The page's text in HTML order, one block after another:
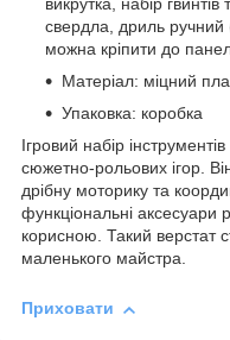
викрутка, набір
свердла, дриль ручний
можна кріпити до
Матеріал: міцний
Упаковка: коробка
Ігровий набір
сюжетно-рольових ігор.
дрібну моторику та
функціональні
корисною. Такий верстат
маленького майстра.
Приховати